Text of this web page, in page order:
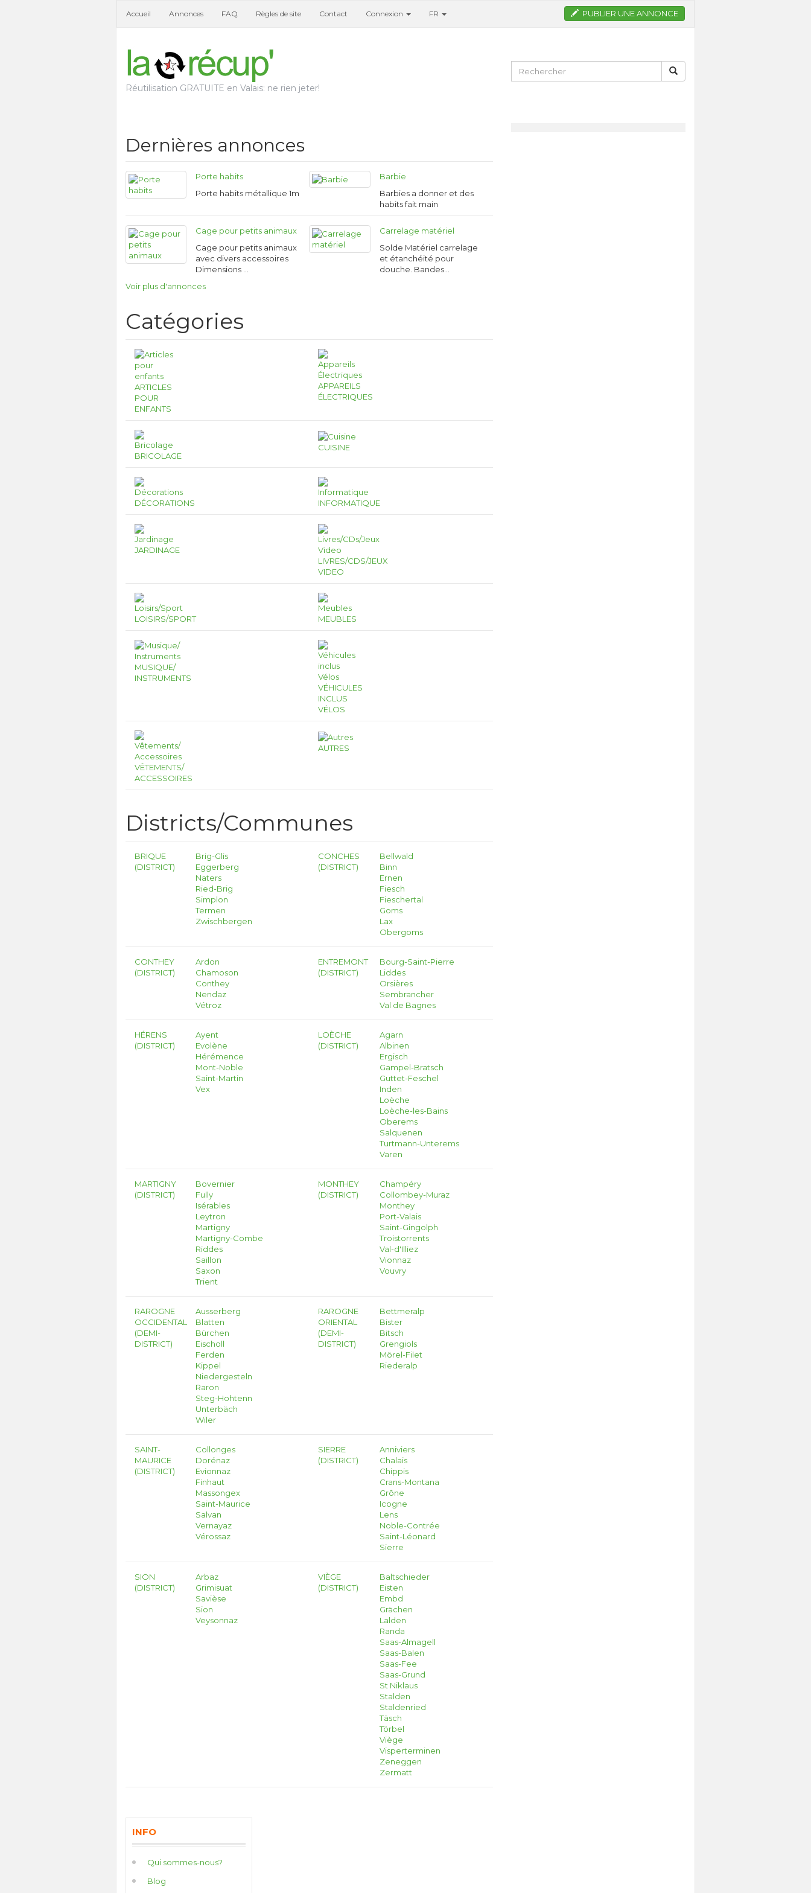
Accueil Annonces FAQ Règles de site Contact Connexion FR PUBLIER UNE ANNONCE
Réutilisation GRATUITE en Valais: ne rien jeter!
Dernières annonces
Porte habits
Porte habits métallique 1m
Barbie
Barbies a donner et des
habits fait main
Cage pour petits animaux
Cage pour petits animaux
avec divers accessoires
Dimensions …
Carrelage matériel
Solde Matériel carrelage
et étanchéité pour
douche. Bandes…
Voir plus d'annonces
Catégories
ARTICLES
POUR
ENFANTS
APPAREILS
ÉLECTRIQUES
BRICOLAGE
CUISINE
DÉCORATIONS INFORMATIQUE
JARDINAGE
LIVRES/CDS/JEUX
VIDEO
LOISIRS/SPORT MEUBLES
MUSIQUE/
INSTRUMENTS
VÉHICULES
INCLUS
VÉLOS
VÊTEMENTS/
ACCESSOIRES
AUTRES
Districts/Communes
BRIQUE
(DISTRICT)
Brig-Glis
Eggerberg
Naters
Ried-Brig
Simplon
Termen
Zwischbergen
CONCHES
(DISTRICT)
Bellwald
Binn
Ernen
Fiesch
Fieschertal
Goms
Lax
Obergoms
CONTHEY
(DISTRICT)
Ardon
Chamoson
Conthey
Nendaz
Vétroz
ENTREMONT
(DISTRICT)
Bourg-Saint-Pierre
Liddes
Orsières
Sembrancher
Val de Bagnes
HÉRENS
(DISTRICT)
Ayent
Evolène
Hérémence
Mont-Noble
Saint-Martin
Vex
LOÈCHE
(DISTRICT)
Agarn
Albinen
Ergisch
Gampel-Bratsch
Guttet-Feschel
Inden
Loèche
Loèche-les-Bains
Oberems
Salquenen
Turtmann-Unterems
Varen
MARTIGNY
(DISTRICT)
Bovernier
Fully
Isérables
Leytron
Martigny
Martigny-Combe
Riddes
Saillon
Saxon
Trient
MONTHEY
(DISTRICT)
Champéry
Collombey-Muraz
Monthey
Port-Valais
Saint-Gingolph
Troistorrents
Val-d'Illiez
Vionnaz
Vouvry
RAROGNE
OCCIDENTAL
(DEMI-
DISTRICT)
Ausserberg
Blatten
Bürchen
Eischoll
Ferden
Kippel
Niedergesteln
Raron
Steg-Hohtenn
Unterbäch
Wiler
RAROGNE
ORIENTAL
(DEMI-
DISTRICT)
Bettmeralp
Bister
Bitsch
Grengiols
Mörel-Filet
Riederalp
SAINT-
MAURICE
(DISTRICT)
Collonges
Dorénaz
Evionnaz
Finhaut
Massongex
Saint-Maurice
Salvan
Vernayaz
Vérossaz
SIERRE
(DISTRICT)
Anniviers
Chalais
Chippis
Crans-Montana
Grône
Icogne
Lens
Noble-Contrée
Saint-Léonard
Sierre
SION
(DISTRICT)
Arbaz
Grimisuat
Savièse
Sion
Veysonnaz
VIÈGE
(DISTRICT)
Baltschieder
Eisten
Embd
Grächen
Lalden
Randa
Saas-Almagell
Saas-Balen
Saas-Fee
Saas-Grund
St Niklaus
Stalden
Staldenried
Täsch
Törbel
Viège
Visperterminen
Zeneggen
Zermatt
INFO
Qui sommes-nous?
Blog